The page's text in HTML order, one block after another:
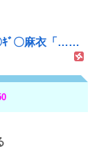
ｷﾞ〇麻衣「……